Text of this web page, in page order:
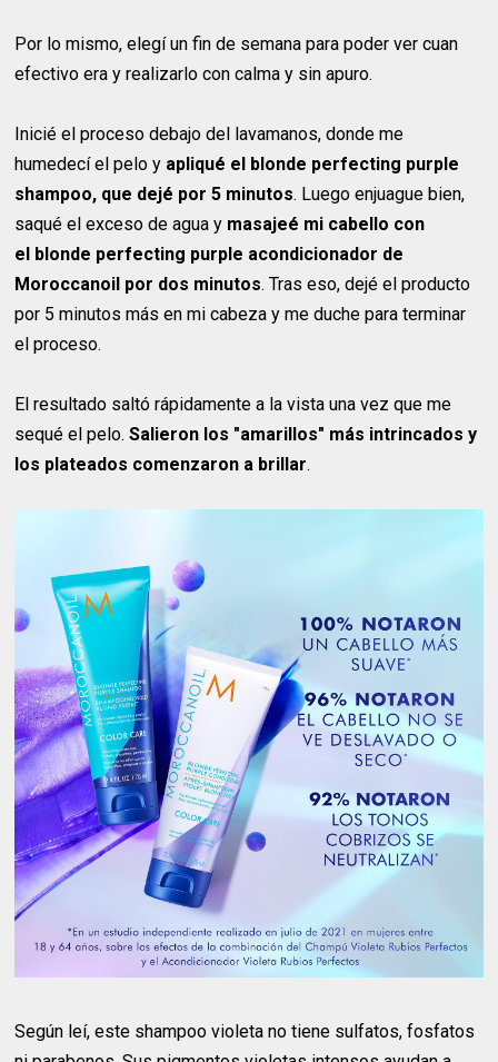
Por lo mismo, elegí un fin de semana para poder ver cuan
efectivo era y realizarlo con calma y sin apuro.
Inicié el proceso debajo del lavamanos, donde me
humedecí el pelo y apliqué el blonde perfecting purple
shampoo, que dejé por 5 minutos. Luego enjuague bien,
saqué el exceso de agua y masajeé mi cabello con
el blonde perfecting purple acondicionador de
Moroccanoil por dos minutos. Tras eso, dejé el producto
por 5 minutos más en mi cabeza y me duche para terminar
el proceso.
El resultado saltó rápidamente a la vista una vez que me
sequé el pelo.Salieron los "amarillos" más intrincados y
los plateados comenzaron a brillar.
Según leí, este shampoo violeta no tiene sulfatos, fosfatos